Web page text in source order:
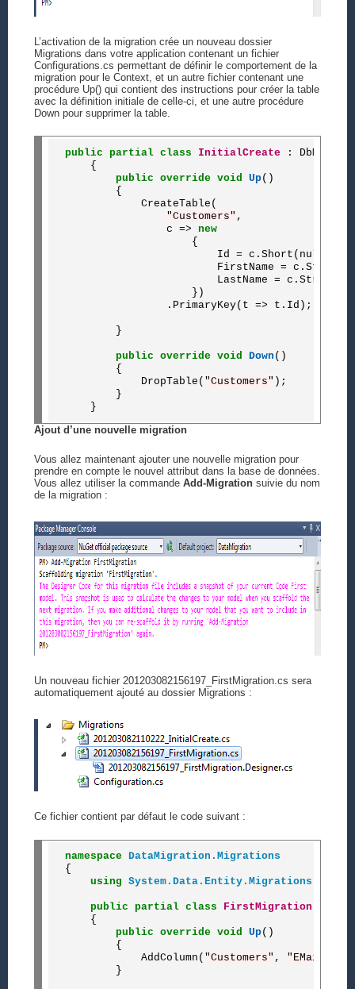
L’activation de la migration crée un nouveau dossier
Migrations dans votre application contenant un fichier
Configurations.cs permettant de définir le comportement de la
migration pour le Context, et un autre fichier contenant une
procédure Up() qui contient des instructions pour créer la table
avec la définition initiale de celle-ci, et une autre procédure
Down pour supprimer la table.
public partial class InitialCreate :
    {
public override void Up()
        {
            CreateTable(
"Customers" ,
                c =>
new
                    {
Id =
FirstName =
LastName =
                    })
                .PrimaryKey(t => t.Id);
        }
public override void Down ()
        {
            DropTable(
"Customers" );
        }
Ajout d’une nouvelle migration
Vous allez maintenant ajouter une nouvelle migration pour
prendre en compte le nouvel attribut dans la base de données.
Vous allez utiliser la commande Add-Migrationsuivie du nom
de la migration :
Un nouveau fichier 201203082156197_FirstMigration.cs sera
automatiquement ajouté au dossier Migrations :
Ce fichier contient par défaut le code suivant :
namespace DataMigration.Migrations
{
using System.Data.Entity.Migrations
public partial class FirstMigration
    {
public override void Up()
        {
            AddColumn(
"Customers" , "EMail"
        }